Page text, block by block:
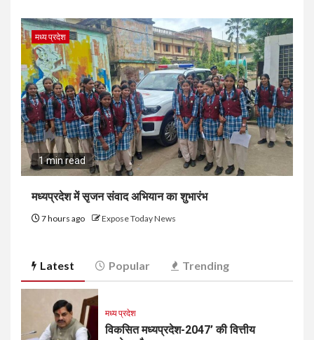
मध्य प्रदेश
1 min read
मध्यप्रदेश में सृजन संवाद अभियान का शुभारंभ
7 hours ago Expose Today News
Latest Popular Trending
मध्य प्रदेश
विकसित मध्यप्रदेश-2047’ की वित्तीय